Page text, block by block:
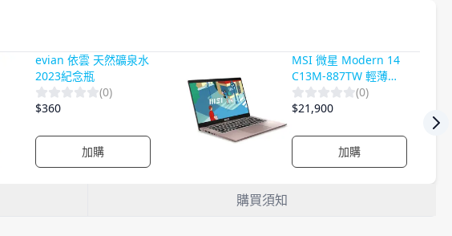
evian 依雲 天然礦泉水
2023紀念瓶
(0)
$360
加購
MSI 微星 Modern 14
C13M-887TW 輕薄商
務筆電(i7-
1355U/16G/1TB
(0)
$21,900
加購
購買須知